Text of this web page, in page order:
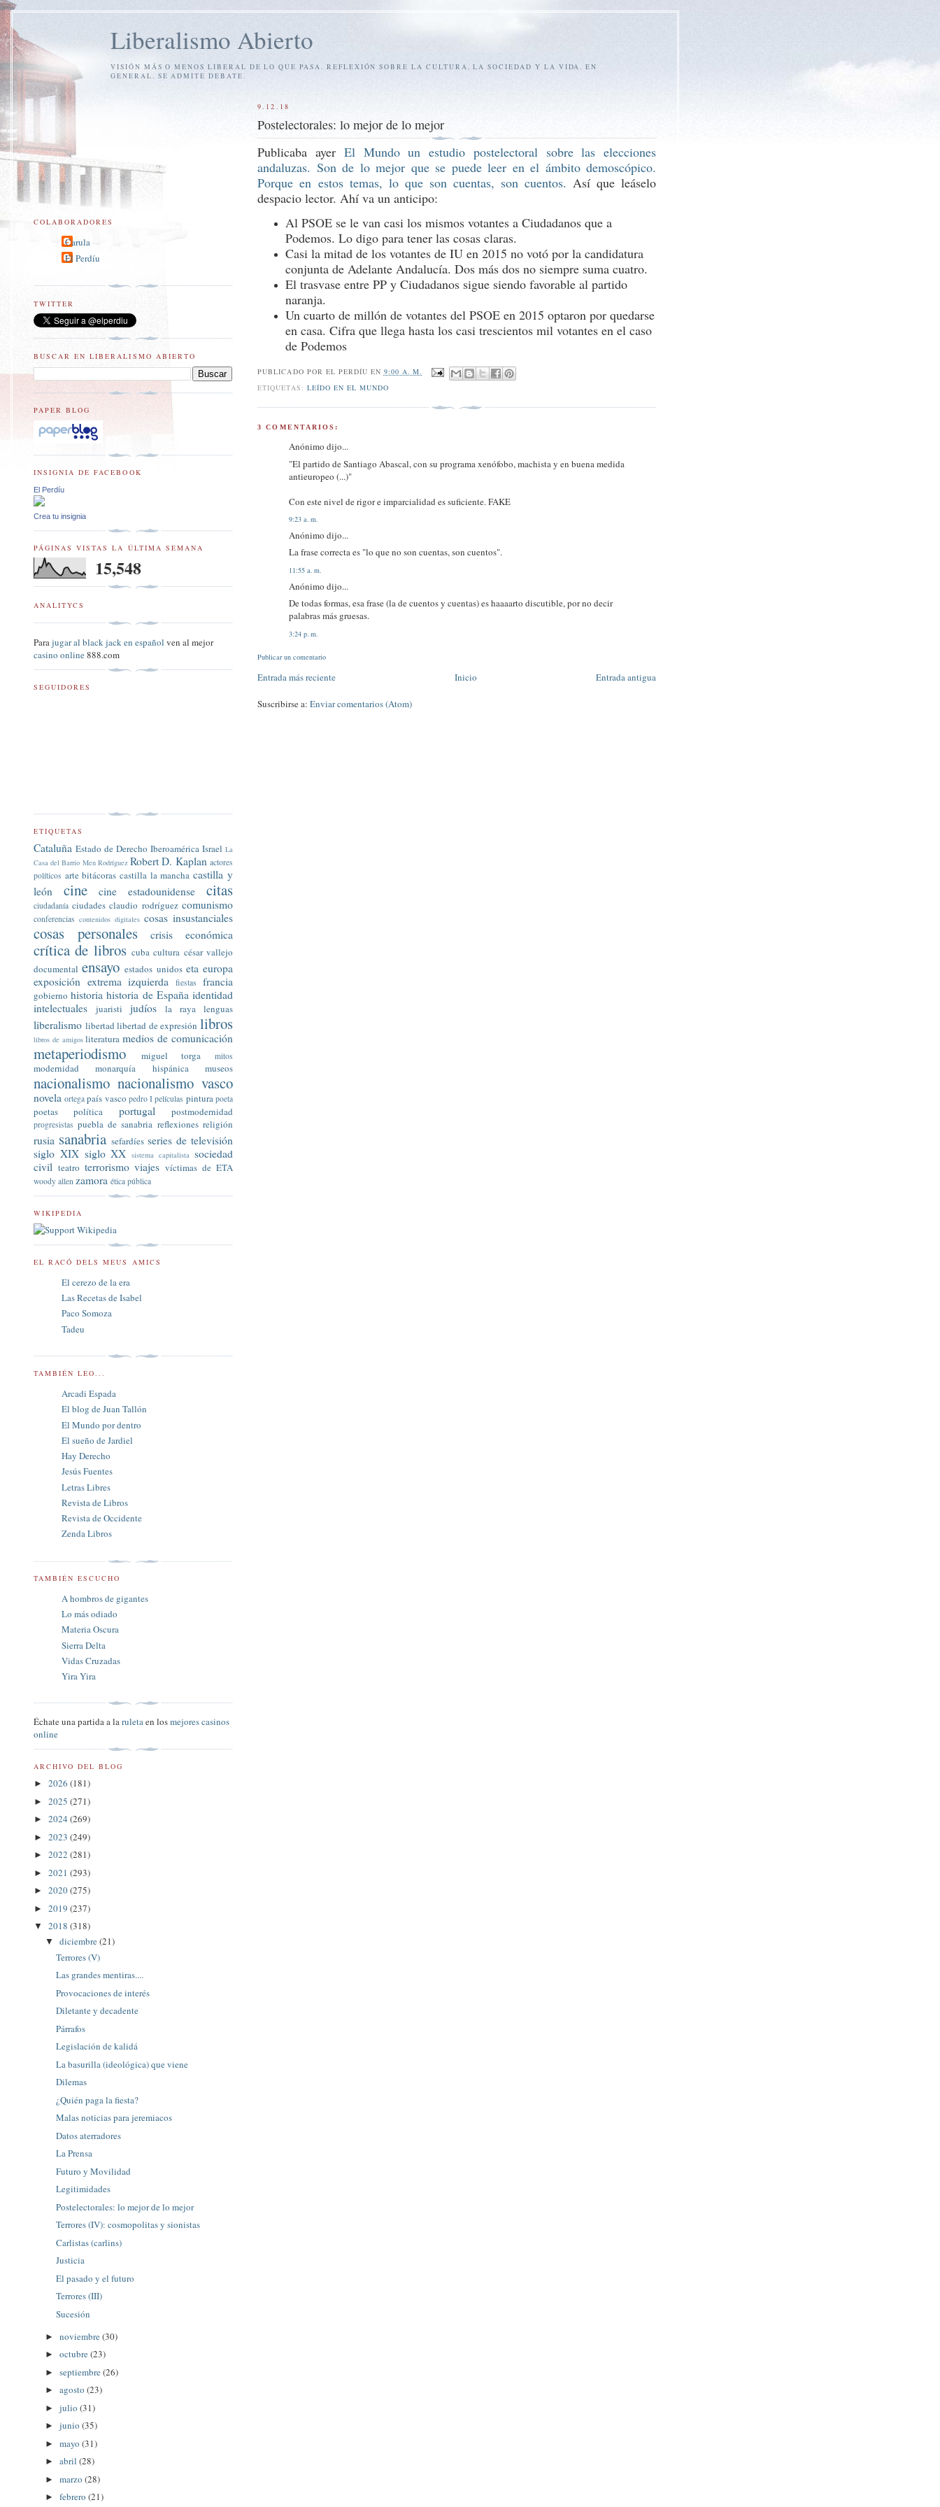
Liberalismo Abierto
VISIÓN MÁS O MENOS LIBERAL DE LO QUE PASA. REFLEXIÓN SOBRE LA CULTURA, LA SOCIEDAD Y LA VIDA. EN
GENERAL. SE ADMITE DEBATE.
9.12.18
Postelectorales: lo mejor de lo mejor
Publicaba ayer El Mundo un estudio postelectoral sobre las elecciones
andaluzas. Son de lo mejor que se puede leer en el ámbito demoscópico.
Porque en estos temas, lo que son cuentas, son cuentos. Así que leáselo
despacio lector. Ahí va un anticipo:
Al PSOE se le van casi los mismos votantes a Ciudadanos que a
Podemos. Lo digo para tener las cosas claras.
Casi la mitad de los votantes de IU en 2015 no votó por la candidatura
conjunta de Adelante Andalucía. Dos más dos no siempre suma cuatro.
El trasvase entre PP y Ciudadanos sigue siendo favorable al partido
naranja.
Un cuarto de millón de votantes del PSOE en 2015 optaron por quedarse
en casa. Cifra que llega hasta los casi trescientos mil votantes en el caso
de Podemos
PUBLICADO POR EL PERDÍU EN 9:00 A. M.
ETIQUETAS: LEÍDO EN EL MUNDO
3 COMENTARIOS:
Anónimo dijo...
"El partido de Santiago Abascal, con su programa xenófobo, machista y en buena medida
antieuropeo (...)"
Con este nivel de rigor e imparcialidad es suficiente. FAKE
9:23 a. m.
Anónimo dijo...
La frase correcta es "lo que no son cuentas, son cuentos".
11:55 a. m.
Anónimo dijo...
De todas formas, esa frase (la de cuentos y cuentas) es haaaarto discutible, por no decir
palabras más gruesas.
3:24 p. m.
Publicar un comentario
Entrada más reciente Entrada antigua
Inicio
Suscribirse a:Enviar comentarios (Atom)
COLABORADORES
Carula
El Perdíu
TWITTER
BUSCAR EN LIBERALISMO ABIERTO
PAPER BLOG
INSIGNIA DE FACEBOOK
El Perdíu
Crea tu insignia
PÁGINAS VISTAS LA ÚLTIMA SEMANA
15,548
ANALITYCS
Parajugar al black jack en español ven al mejor
casino online888.com
SEGUIDORES
ETIQUETAS
Cataluña Estado de Derecho Iberoamérica Israel La
Casa del Barrio Men Rodríguez Robert D. Kaplan actores
políticos arte bitácoras castilla la mancha castilla y
león
cine cine estadounidense citas
ciudadanía ciudades claudio rodríguez comunismo
conferencias contenidos digitales cosas insustanciales
cosas personales crisis económica
crítica de libros cuba cultura césar vallejo
documental ensayo estados unidos eta europa
exposición extrema izquierda fiestas francia
gobierno historia historia de España identidad
intelectuales
juaristi judíos la raya lenguas
liberalismo libertad libertad de expresión libros
libros de amigos literatura medios de comunicación
metaperiodismo miguel torga mitos
modernidad monarquía hispánica museos
nacionalismo nacionalismo vasco
novela ortega país vasco pedro I películas pintura poeta
poetas política portugal postmodernidad
progresistas puebla de sanabria reflexiones religión
rusia sanabria sefardíes series de televisión
siglo XIX siglo XX sistema capitalista sociedad
civil teatro terrorismo viajes víctimas de ETA
woody allen zamora ética pública
WIKIPEDIA
EL RACÓ DELS MEUS AMICS
El cerezo de la era
Las Recetas de Isabel
Paco Somoza
Tadeu
TAMBIÉN LEO...
Arcadi Espada
El blog de Juan Tallón
El Mundo por dentro
El sueño de Jardiel
Hay Derecho
Jesús Fuentes
Letras Libres
Revista de Libros
Revista de Occidente
Zenda Libros
TAMBIÉN ESCUCHO
A hombros de gigantes
Lo más odiado
Materia Oscura
Sierra Delta
Vidas Cruzadas
Yira Yira
Échate una partida a laruletaen losmejores casinos
online
ARCHIVO DEL BLOG
► 2026 (181)
► 2025 (271)
► 2024 (269)
► 2023 (249)
► 2022 (281)
► 2021 (293)
► 2020(275)
► 2019 (237)
▼ 2018 (318)
▼ diciembre(21)
Terrores (V)
Las grandes mentiras....
Provocaciones de interés
Diletante y decadente
Párrafos
Legislación de kalidá
La basurilla (ideológica) que viene
Dilemas
¿Quién paga la fiesta?
Malas noticias para jeremiacos
Datos aterradores
La Prensa
Futuro y Movilidad
Legitimidades
Postelectorales: lo mejor de lo mejor
Terrores (IV): cosmopolitas y sionistas
Carlistas (carlins)
Justicia
El pasado y el futuro
Terrores (III)
Sucesión
► noviembre(30)
► octubre(23)
► septiembre(26)
► agosto (23)
► julio (31)
► junio (35)
► mayo (31)
► abril (28)
► marzo (28)
► febrero (21)